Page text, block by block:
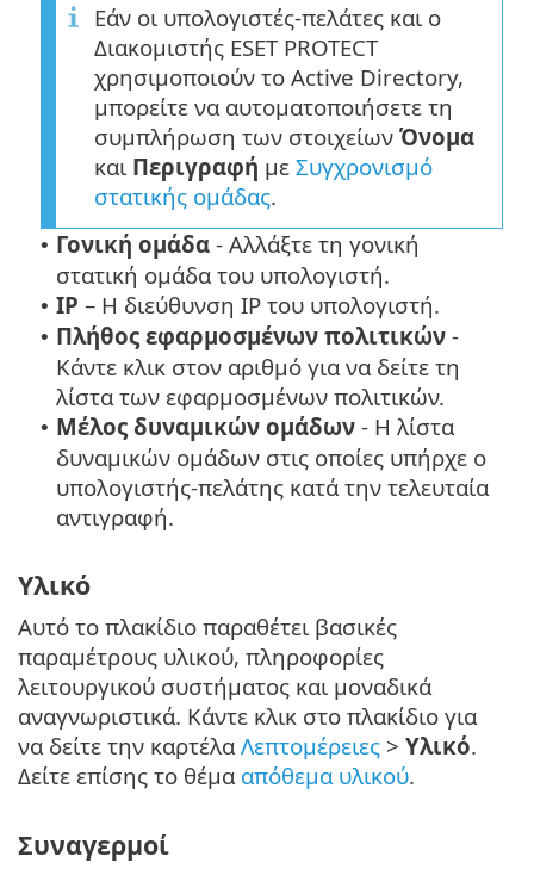
Εάν οι υπολογιστές-πελάτες και ο
Διακομιστής ESET PROTECT
χρησιμοποιούν το Active Directory,
μπορείτε να αυτοματοποιήσετε τη
συμπλήρωση των στοιχείων Όνομα
και Περιγραφή με Συγχρονισμό
στατικής ομάδας.
• Γονική ομάδα - Αλλάξτε τη γονική
στατική ομάδα του υπολογιστή.
• IP – Η διεύθυνση IP του υπολογιστή.
• Πλήθος εφαρμοσμένων πολιτικών -
Κάντε κλικ στον αριθμό για να δείτε τη
λίστα των εφαρμοσμένων πολιτικών.
• Μέλος δυναμικών ομάδων - Η λίστα
δυναμικών ομάδων στις οποίες υπήρχε ο
υπολογιστής-πελάτης κατά την τελευταία
αντιγραφή.
Υλικό
Αυτό το πλακίδιο παραθέτει βασικές
παραμέτρους υλικού, πληροφορίες
λειτουργικού συστήματος και μοναδικά
αναγνωριστικά. Κάντε κλικ στο πλακίδιο για
να δείτε την καρτέλαΛεπτομέρειες > Υλικό.
Δείτε επίσης το θέμα απόθεμα υλικού.
Συναγερμοί